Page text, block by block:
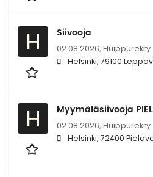
H Siivooja
02.08.2026, Huippurekry
Helsinki, 79100
H Myymäläsiivooja
02.08.2026, Huippurekry
Helsinki, 72400